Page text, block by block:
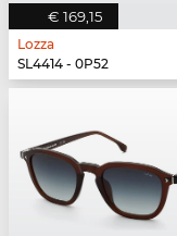
€ 169,15
Lozza
SL4414 - 0P52